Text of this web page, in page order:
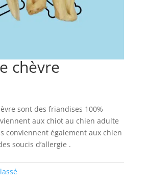
chèvre
sont des friandises 100%
aux chiot au chien adulte
conviennent également aux chien
soucis d’allergie .